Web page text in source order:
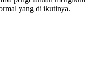
yang di ikutinya.